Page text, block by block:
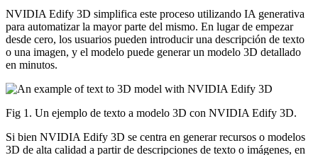
NVIDIA Edify 3D simplifica este proceso utilizando IA generativa
para automatizar la mayor parte del mismo. En lugar de empezar
desde cero, los usuarios pueden introducir una descripción de texto
o una imagen, y el modelo puede generar un modelo 3D detallado
en minutos.
Fig 1. Un ejemplo de texto a modelo 3D con NVIDIA Edify 3D.
Si bien NVIDIA Edify 3D se centra en generar recursos o modelos
3D de alta calidad a partir de descripciones de texto o imágenes, en